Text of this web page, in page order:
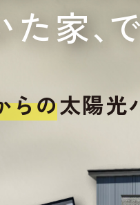
た家、
らの太陽光